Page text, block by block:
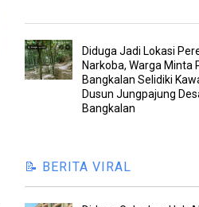
Diduga Jadi Lokasi
Narkoba, Warga Minta
Bangkalan Selidiki
Dusun Jungpajung
Bangkalan
📝 BERITA VIRAL